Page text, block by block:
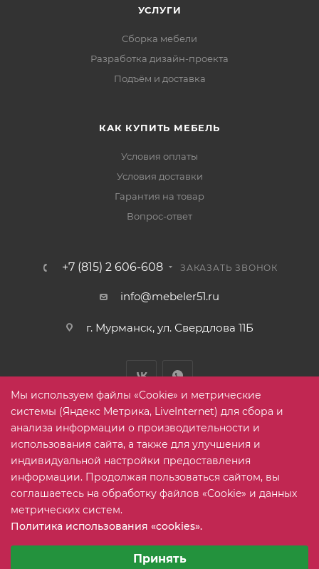
УСЛУГИ
Сборка мебели
Разработка дизайн-проекта
Подъём и доставка
КАК КУПИТЬ МЕБЕЛЬ
Условия оплаты
Условия доставки
Гарантия на товар
Вопрос-ответ
+7 (815) 2 606-608 ЗАКАЗАТЬ ЗВОНОК
info@mebeler51.ru
г. Мурманск, ул. Свердлова 11Б
2005-2026 © mebelier51.ru - модный интернет-магазин не
дорогой корпусной мебели. Все права защищены.
Мы используем файлы «Cookie» и метрические
системы (Яндекс Метрика, LiveInternet) для сбора и
анализа информации о производительности и
использования сайта, а также для улучшения и
индивидуальной настройки предоставления
информации. Продолжая пользоваться сайтом, вы
соглашаетесь на обработку файлов «Cookie» и данных
метрических систем.
Политика использования «cookies».
Принять